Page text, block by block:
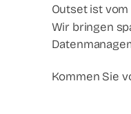
Outset ist vom
Wir bringen
Kommen Sie